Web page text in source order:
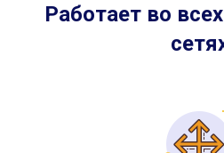
Работает во